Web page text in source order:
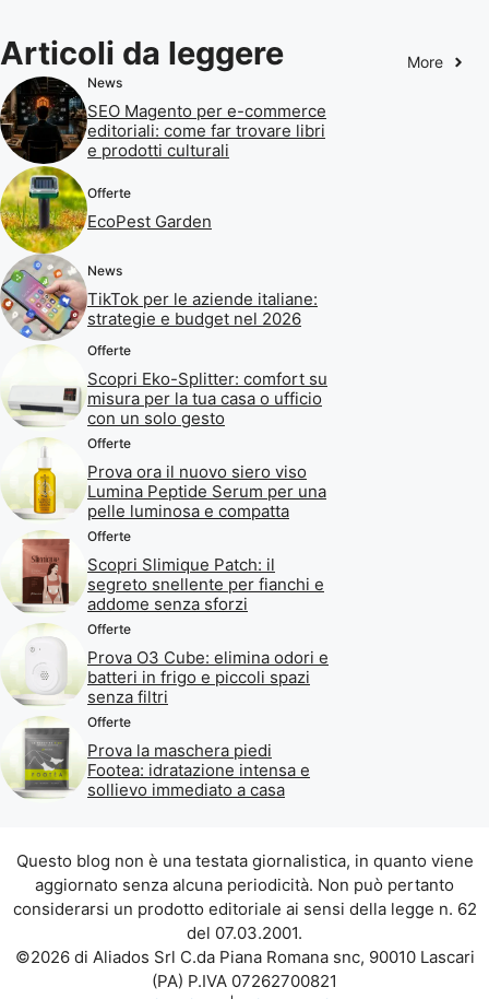
Articoli da leggere More
News
SEO Magento per e-commerce
editoriali: come far trovare libri
e prodotti culturali
Offerte
EcoPest Garden
News
TikTok per le aziende italiane:
strategie e budget nel 2026
Offerte
Scopri Eko-Splitter: comfort su
misura per la tua casa o ufficio
con un solo gesto
Offerte
Prova ora il nuovo siero viso
Lumina Peptide Serum per una
pelle luminosa e compatta
Offerte
Scopri Slimique Patch: il
segreto snellente per fianchi e
addome senza sforzi
Offerte
Prova O3 Cube: elimina odori e
batteri in frigo e piccoli spazi
senza filtri
Offerte
Prova la maschera piedi
Footea: idratazione intensa e
sollievo immediato a casa
Questo blog non è una testata giornalistica, in quanto viene
aggiornato senza alcuna periodicità. Non può pertanto
considerarsi un prodotto editoriale ai sensi della legge n. 62
del 07.03.2001.
©2026 di Aliados Srl C.da Piana Romana snc, 90010 Lascari
(PA) P.IVA 07262700821